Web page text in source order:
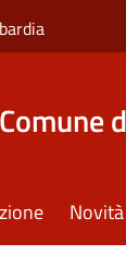
Comune
Novità